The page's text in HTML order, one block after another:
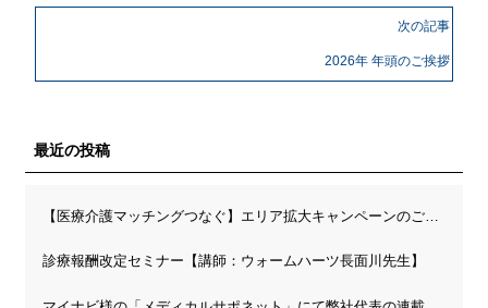
次の記事
2026年 年頭のご挨拶
最近の投稿
診療報酬改定セミナー【講師：ウォームハーツ長面川先生】